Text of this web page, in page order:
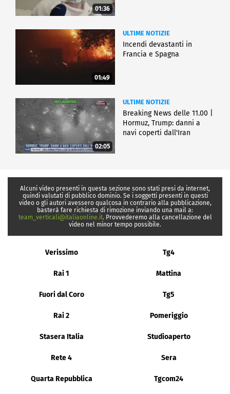
01:36
01:49
ULTIME NOTIZIE
Incendi devastanti in
Francia e Spagna
02:05
ULTIME NOTIZIE
Breaking News delle 11.00 |
Hormuz, Trump: danni a
navi coperti dall'Iran
Alcuni video presenti in questa sezione sono stati presi da internet,
quindi valutati di pubblico dominio. Se i soggetti presenti in questi
video o gli autori avessero qualcosa in contrario alla pubblicazione,
basterà fare richiesta di rimozione inviando una mail a:
team_verticali@italiaonline.it. Provvederemo alla cancellazione del
video nel minor tempo possibile.
Verissimo Tg4
Rai 1 Mattina
Fuori dal Coro Tg5
Rai 2 Pomeriggio
Stasera Italia Studioaperto
Rete 4 Sera
Quarta Repubblica Tgcom24